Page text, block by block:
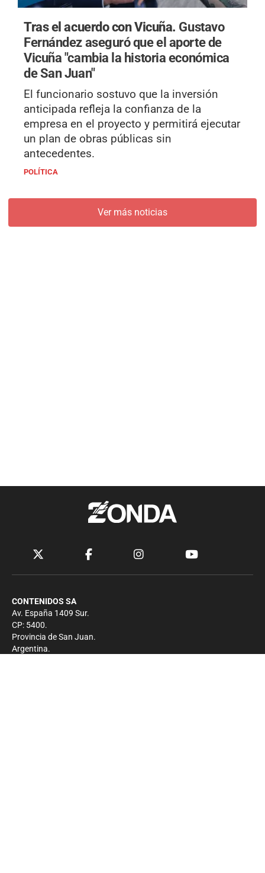
Tras el acuerdo con Vicuña. Gustavo
Fernández aseguró que el aporte de
Vicuña "cambia la historia económica
de San Juan"
El funcionario sostuvo que la inversión
anticipada refleja la confianza de la
empresa en el proyecto y permitirá ejecutar
un plan de obras públicas sin
antecedentes.
POLÍTICA
Ver más noticias
CONTENIDOS SA
Av. España 1409 Sur.
CP: 5400.
Provincia de San Juan.
Argentina.